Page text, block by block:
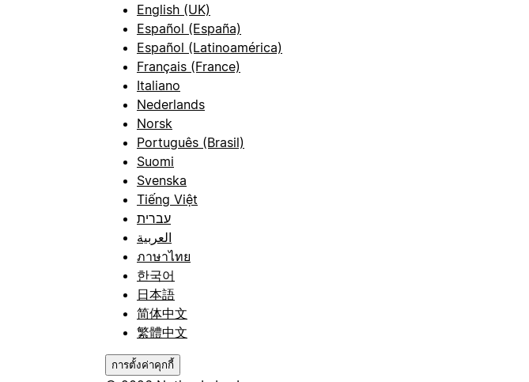
English (UK)
Español (España)
Español (Latinoamérica)
Français (France)
Italiano
Nederlands
Norsk
Português (Brasil)
Suomi
Svenska
Tiếng Việt
עברית
العربية
ภาษาไทย
한국어
日本語
简体中文
繁體中文
การตั้งค่าคุกกี้